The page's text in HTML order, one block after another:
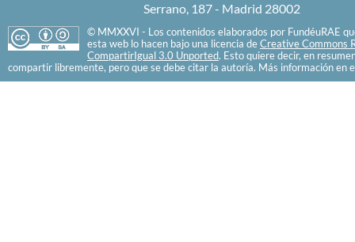
Serrano, 187 - Madrid 28002
© MMXXVI - Los contenidos elaborados por FundéuRAE
esta web lo hacen bajo una licencia de Creative Commons
CompartirIgual 3.0 Unported. Esto quiere decir, en
compartir libremente, pero que se debe citar la autoría. Más información en